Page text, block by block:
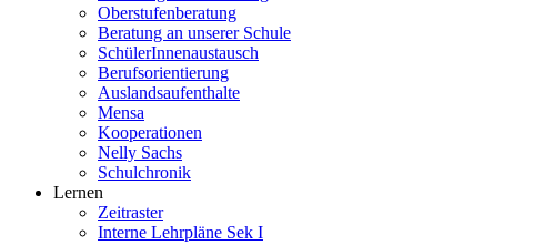
Oberstufenberatung
Beratung an unserer Schule
SchülerInnenaustausch
Berufsorientierung
Auslandsaufenthalte
Mensa
Kooperationen
Nelly Sachs
Schulchronik
Lernen
Zeitraster
Interne Lehrpläne Sek I